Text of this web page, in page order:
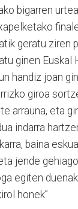
bigarren
geratu ziren
ginen Euskal
handiz joan
giroa
arrauna, eta
indarra
baina
jende
egiten
honek”.